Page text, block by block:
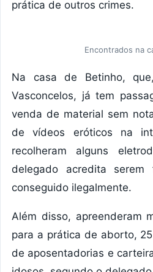
prática de outros crimes.
Encontrados na
Na casa de Betinho,
Vasconcelos, já tem
venda de material sem
de vídeos eróticos na
recolheram alguns
delegado acredita
conseguido ilegalmente.
Além disso, apreenderam
para a prática de aborto,
de aposentadorias e